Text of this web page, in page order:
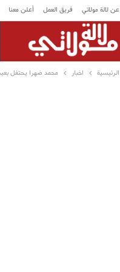
عن لالة مولاتي فريق العمل أعلن معنا
الرئيسية اخبار محمد ضهرا يحتفل